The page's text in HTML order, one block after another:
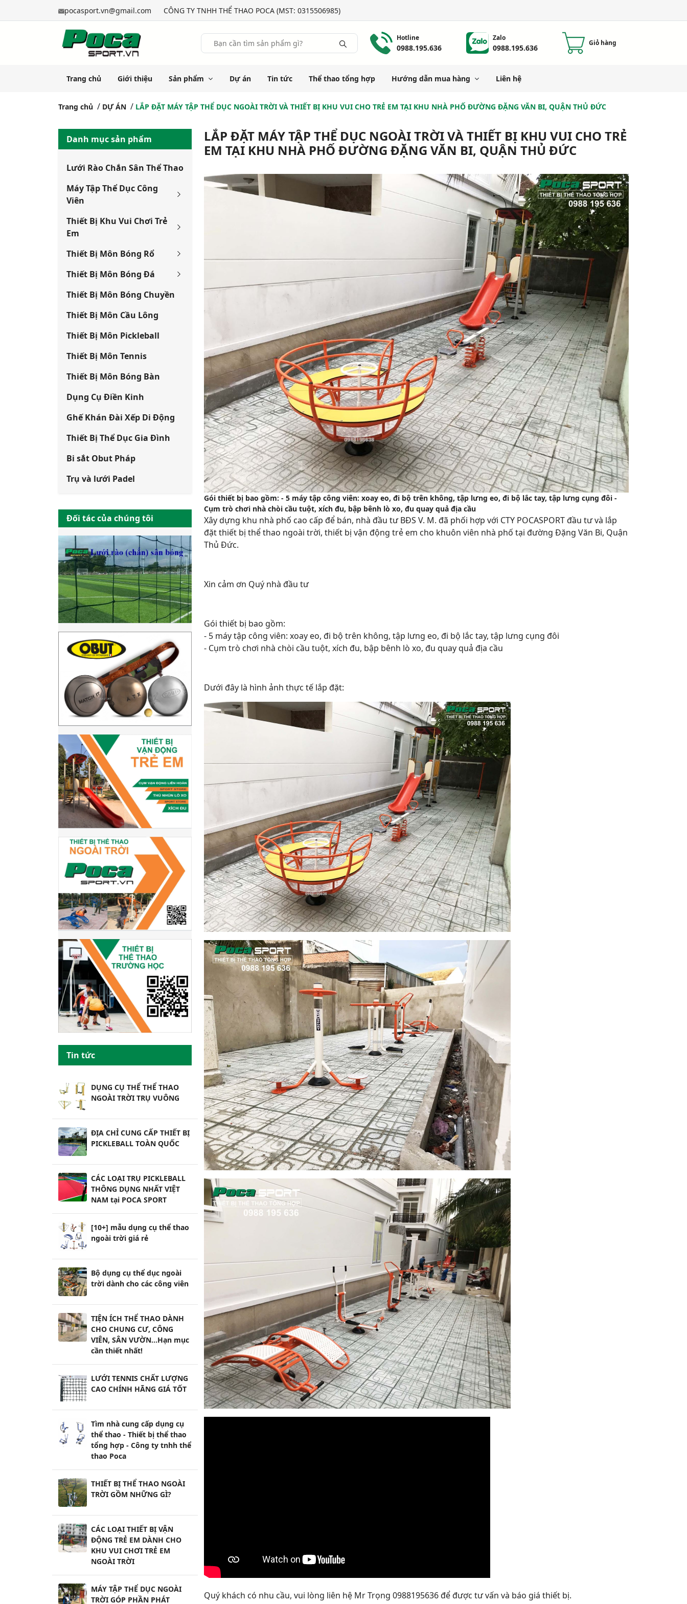
pocasport.vn@gmail.com CÔNG TY TNHH THỂ THAO POCA (MST: 0315506985)
Hotline
0988.195.636
Zalo
0988.195.636 Giỏ hàng
Trang chủ Giới thiệu Sản phẩm Dự án Tin tức Thể thao tổng hợp Hướng dẫn mua hàng Liên hệ
Trang chủ DỰ ÁN LẮP ĐẶT MÁY TẬP THỂ DỤC NGOÀI TRỜI VÀ THIẾT BỊ KHU VUI CHO TRẺ EM TẠI KHU NHÀ PHỐ ĐƯỜNG ĐẶNG VĂN BI, QUẬN THỦ ĐỨC
Danh mục sản phẩm
Lưới Rào Chắn Sân Thể Thao
Máy Tập Thể Dục Công
Viên
Thiết Bị Khu Vui Chơi Trẻ
Em
Thiết Bị Môn Bóng Rổ
Thiết Bị Môn Bóng Đá
Thiết Bị Môn Bóng Chuyền
Thiết Bị Môn Cầu Lông
Thiết Bị Môn Pickleball
Thiết Bị Môn Tennis
Thiết Bị Môn Bóng Bàn
Dụng Cụ Điền Kinh
Ghế Khán Đài Xếp Di Động
Thiết Bị Thể Dục Gia Đình
Bi sắt Obut Pháp
Trụ và lưới Padel
Đối tác của chúng tôi
Tin tức
DỤNG CỤ THỂ THỂ THAO
NGOÀI TRỜI TRỤ VUÔNG
ĐỊA CHỈ CUNG CẤP THIẾT BỊ
PICKLEBALL TOÀN QUỐC
CÁC LOẠI TRỤ PICKLEBALL
THÔNG DỤNG NHẤT VIỆT
NAM tại POCA SPORT
[10+] mẫu dụng cụ thể thao
ngoài trời giá rẻ
Bộ dụng cụ thể dục ngoài
trời dành cho các công viên
TIỆN ÍCH THỂ THAO DÀNH
CHO CHUNG CƯ, CÔNG
VIÊN, SÂN VƯỜN...Hạn mục
cần thiết nhất!
LƯỚI TENNIS CHẤT LƯỢNG
CAO CHÍNH HÃNG GIÁ TỐT
Tìm nhà cung cấp dụng cụ
thể thao - Thiết bị thể thao
tổng hợp - Công ty tnhh thể
thao Poca
THIẾT BỊ THỂ THAO NGOÀI
TRỜI GỒM NHỮNG GÌ?
CÁC LOẠI THIẾT BỊ VẬN
ĐỘNG TRẺ EM DÀNH CHO
KHU VUI CHƠI TRẺ EM
NGOÀI TRỜI
MÁY TẬP THỂ DỤC NGOÀI
TRỜI GÓP PHẦN PHÁT
LẮP ĐẶT MÁY TẬP THỂ DỤC NGOÀI TRỜI VÀ THIẾT BỊ KHU VUI CHO TRẺ
EM TẠI KHU NHÀ PHỐ ĐƯỜNG ĐẶNG VĂN BI, QUẬN THỦ ĐỨC
Gói thiết bị bao gồm: - 5 máy tập công viên: xoay eo, đi bộ trên không, tập lưng eo, đi bộ lắc tay, tập lưng cụng đôi -
Cụm trò chơi nhà chòi cầu tuột, xích đu, bập bênh lò xo, đu quay quả địa cầu
Xây dựng khu nhà phố cao cấp để bán, nhà đầu tư BĐS V. M. đã phối hợp với CTY POCASPORT đầu tư và lắp
đặt thiết bị thể thao ngoài trời, thiết bị vận động trẻ em cho khuôn viên nhà phố tại đường Đặng Văn Bi, Quận
Thủ Đức.
Xin cảm ơn Quý nhà đầu tư
Gói thiết bị bao gồm:
- 5 máy tập công viên: xoay eo, đi bộ trên không, tập lưng eo, đi bộ lắc tay, tập lưng cụng đôi
- Cụm trò chơi nhà chòi cầu tuột, xích đu, bập bênh lò xo, đu quay quả địa cầu
Dưới đây là hình ảnh thực tế lắp đặt:
Quý khách có nhu cầu, vui lòng liên hệ Mr Trọng 0988195636 để được tư vấn và báo giá thiết bị.